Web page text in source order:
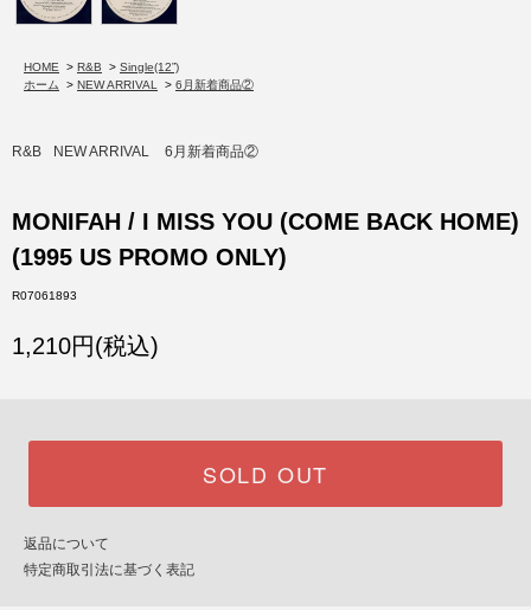
HOME > R&B > Single(12”)
ホーム
> NEW ARRIVAL > 6月新着商品②
R&B NEW ARRIVAL 6月新着商品②
MONIFAH / I MISS YOU (COME BACK HOME)
(1995 US PROMO ONLY)
R07061893
1,210円(税込)
SOLD OUT
返品について
特定商取引法に基づく表記